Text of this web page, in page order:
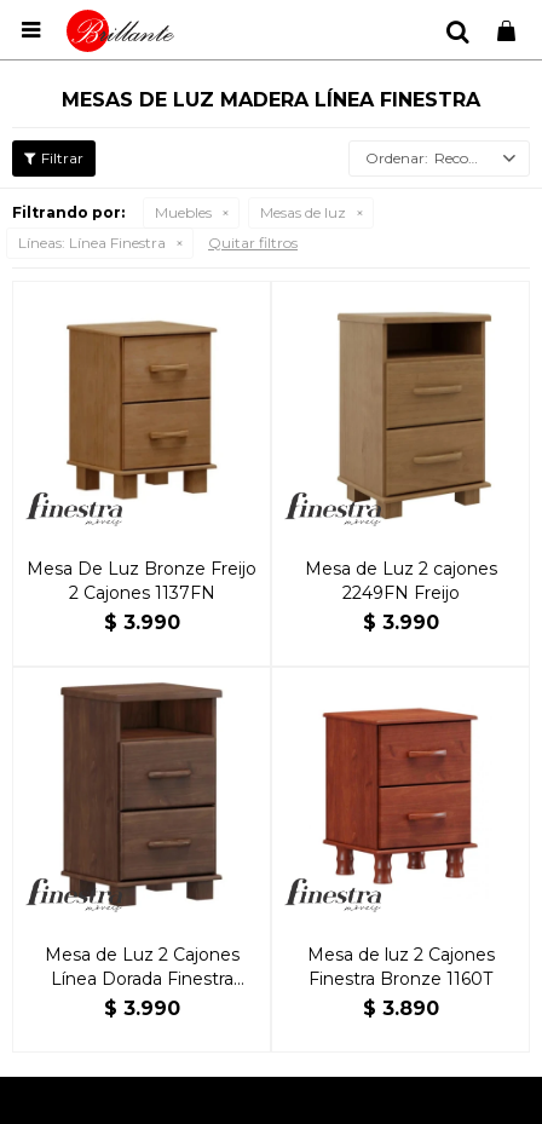

MESAS DE LUZ MADERA LÍNEA FINESTRA
Recomendados
Filtrando por: Muebles
Mesas de luz
Líneas: Línea Finestra Quitar filtros
Mesa De Luz Bronze Freijo
2 Cajones 1137FN
$ 3.990
Mesa de Luz 2 cajones
2249FN Freijo
$ 3.990
Mesa de Luz 2 Cajones
Línea Dorada Finestra
100% Madera Maciza
$ 3.990
Mesa de luz 2 Cajones
Finestra Bronze 1160T
$ 3.890